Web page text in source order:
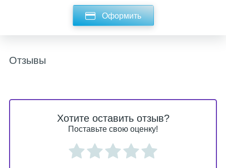
Оформить
Отзывы
Хотите оставить отзыв?
Поставьте свою оценку!